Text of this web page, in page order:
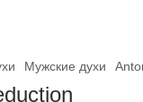
Мужские духи